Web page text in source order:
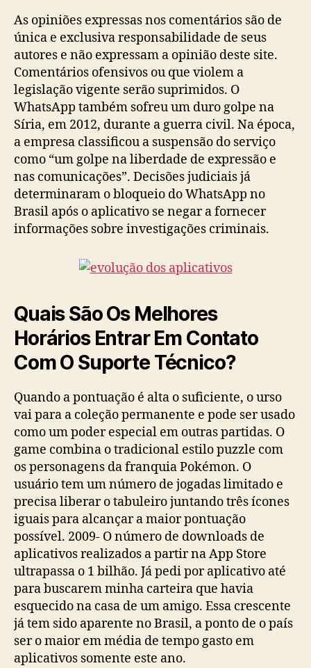
As opiniões expressas nos comentários são de
única e exclusiva responsabilidade de seus
autores e não expressam a opinião deste site.
Comentários ofensivos ou que violem a
legislação vigente serão suprimidos. O
WhatsApp também sofreu um duro golpe na
Síria, em 2012, durante a guerra civil. Na época,
a empresa classificou a suspensão do serviço
como “um golpe na liberdade de expressão e
nas comunicações”. Decisões judiciais já
determinaram o bloqueio do WhatsApp no
Brasil após o aplicativo se negar a fornecer
informações sobre investigações criminais.
Quais São Os Melhores
Horários Entrar Em Contato
Com O Suporte Técnico?
Quando a pontuação é alta o suficiente, o urso
vai para a coleção permanente e pode ser usado
como um poder especial em outras partidas. O
game combina o tradicional estilo puzzle com
os personagens da franquia Pokémon. O
usuário tem um número de jogadas limitado e
precisa liberar o tabuleiro juntando três ícones
iguais para alcançar a maior pontuação
possível. 2009- O número de downloads de
aplicativos realizados a partir na App Store
ultrapassa o 1 bilhão. Já pedi por aplicativo até
para buscarem minha carteira que havia
esquecido na casa de um amigo. Essa crescente
já tem sido aparente no Brasil, a ponto de o país
ser o maior em média de tempo gasto em
aplicativos somente este ano.